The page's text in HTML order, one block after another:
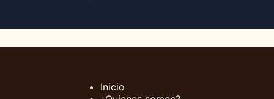
Inicio